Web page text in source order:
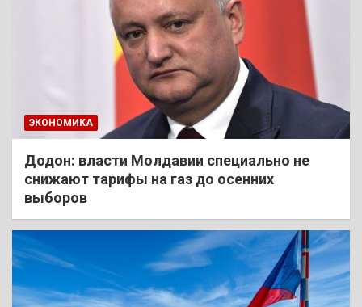
ЭКОНОМИКА
Додон: власти Молдавии специально не
снижают тарифы на газ до осенних
выборов